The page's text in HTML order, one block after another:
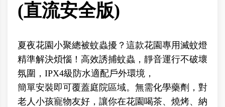
(直流安全版)
夏夜花園小聚總被蚊蟲擾？這款花園專用滅蚊燈
精準解決煩惱！高效誘捕蚊蟲，靜音運行不破壞
氛圍，IPX4級防水適配戶外環境，
簡單安裝即可覆蓋庭院區域。無需化學藥劑，對
老人小孩寵物友好，讓你在花園喝茶、燒烤、納